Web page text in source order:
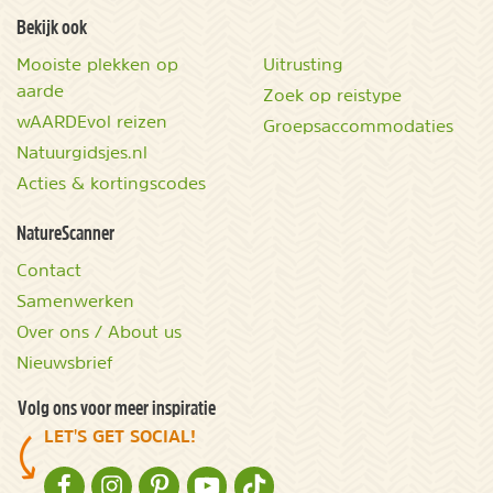
Bekijk ook
Mooiste plekken op
aarde
wAARDEvol reizen
Natuurgidsjes.nl
Acties & kortingscodes
Uitrusting
Zoek op reistype
Groepsaccommodaties
NatureScanner
Contact
Samenwerken
Over ons / About us
Nieuwsbrief
Volg ons voor meer inspiratie
LET'S GET SOCIAL!